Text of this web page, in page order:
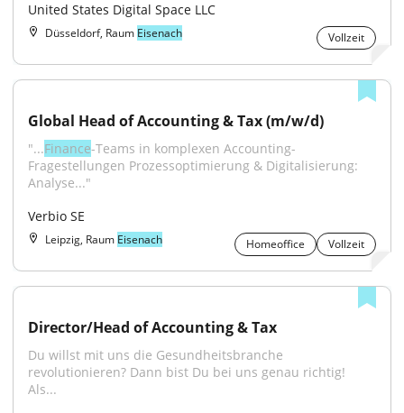
United States Digital Space LLC
Düsseldorf, Raum Eisenach Vollzeit
Global Head of Accounting & Tax (m/w/d)
"...Finance-Teams in komplexen Accounting-
Fragestellungen Prozessoptimierung & Digitalisierung:
Analyse..."
Verbio SE
Leipzig, Raum Eisenach Homeoffice Vollzeit
Director/Head of Accounting & Tax
Du willst mit uns die Gesundheitsbranche
revolutionieren? Dann bist Du bei uns genau richtig!
Als...